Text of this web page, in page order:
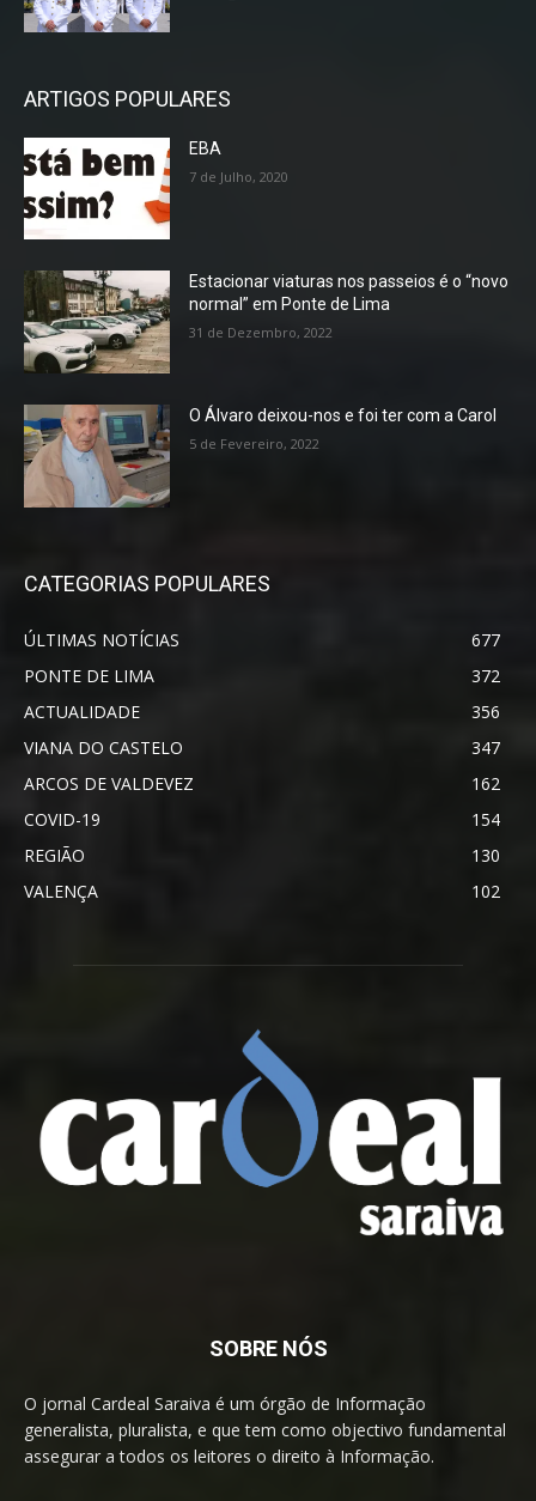
ARTIGOS POPULARES
EBA
7 de Julho, 2020
Estacionar viaturas nos passeios é o “novo
normal” em Ponte de Lima
31 de Dezembro, 2022
O Álvaro deixou-nos e foi ter com a Carol
5 de Fevereiro, 2022
CATEGORIAS POPULARES
ÚLTIMAS NOTÍCIAS
677
PONTE DE LIMA
372
ACTUALIDADE
356
VIANA DO CASTELO
347
ARCOS DE VALDEVEZ
162
COVID-19
154
REGIÃO
130
VALENÇA
102
SOBRE NÓS
O jornal Cardeal Saraiva é um órgão de Informação
generalista, pluralista, e que tem como objectivo fundamental
assegurar a todos os leitores o direito à Informação.